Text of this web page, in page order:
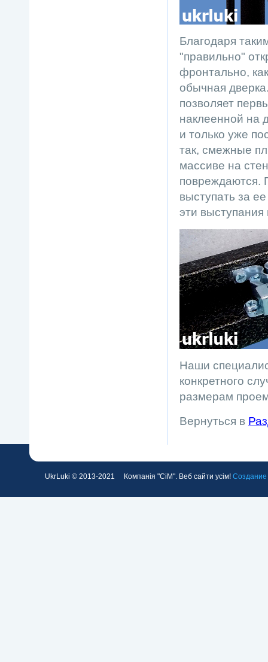
Благодаря
"правильно"
фронтально,
обычная
позволяет
наклеенной на
и только уже
так, смежные
массиве на
повреждаются.
выступать за
эти
Наши
конкретного
размерам
Вернуться в
UkrLuki © 2013-2021 Компанія "СіМ". Веб сайти усім! Создание